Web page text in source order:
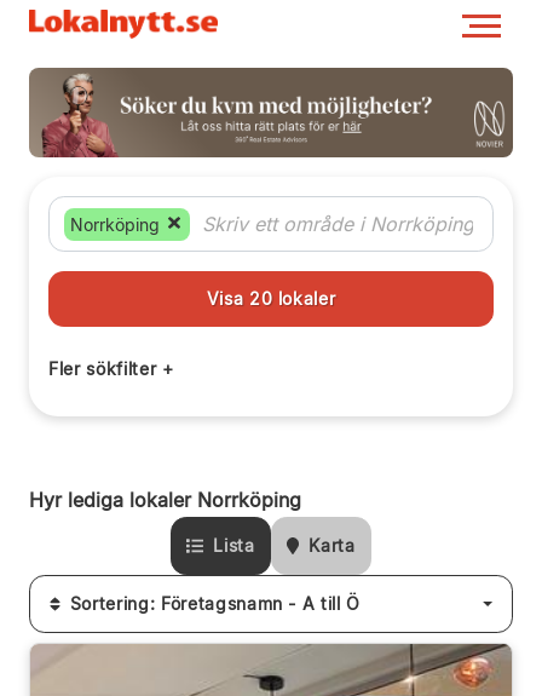
Norrköping
Hyr lediga lokaler Norrköping
Lista Karta
Sortering: Företagsnamn - A till Ö